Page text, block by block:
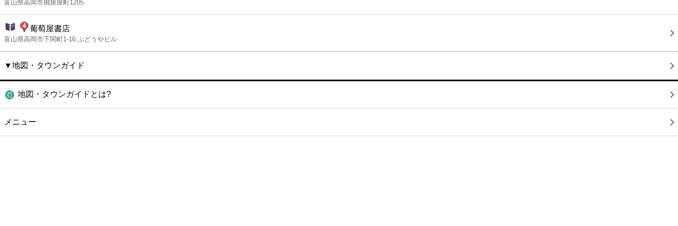
富山県高岡市御旅屋町1205
葡萄屋書店
富山県高岡市下関町1-16 ぶどうやビル
▼地図・タウンガイド
地図・タウンガイドとは?
メニュー